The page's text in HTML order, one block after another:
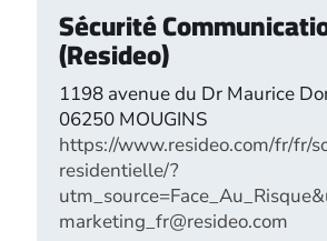
Sécurité
(Resideo)
1198 avenue du Dr Maurice
06250 MOUGINS
https://www.resideo.com/fr/fr/
residentielle/?
marketing_fr@resideo.com